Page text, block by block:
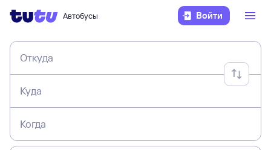
Автобусы Войти
Откуда
Куда
Когда